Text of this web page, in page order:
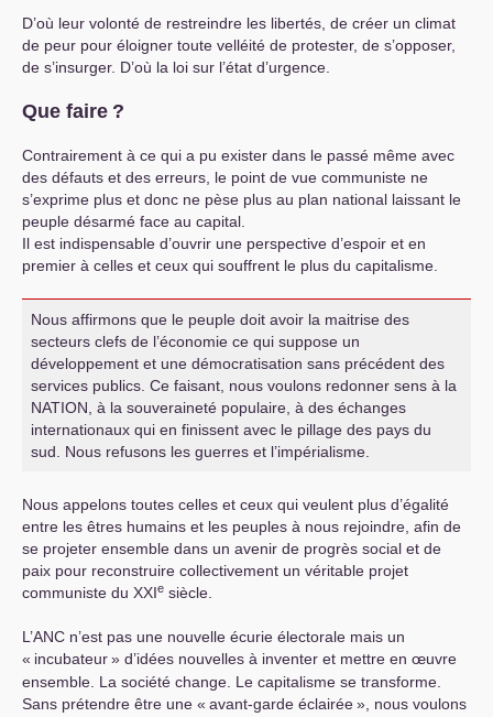
D’où leur volonté de restreindre les libertés, de créer un climat
de peur pour éloigner toute velléité de protester, de s’opposer,
de s’insurger. D’où la loi sur l’état d’urgence.
Que faire ?
Contrairement à ce qui a pu exister dans le passé même avec
des défauts et des erreurs, le point de vue communiste ne
s’exprime plus et donc ne pèse plus au plan national laissant le
peuple désarmé face au capital.
Il est indispensable d’ouvrir une perspective d’espoir et en
premier à celles et ceux qui souffrent le plus du capitalisme.
Nous affirmons que le peuple doit avoir la maitrise des
secteurs clefs de l’économie ce qui suppose un
développement et une démocratisation sans précédent des
services publics. Ce faisant, nous voulons redonner sens à la
NATION , à la souveraineté populaire, à des échanges
internationaux qui en finissent avec le pillage des pays du
sud. Nous refusons les guerres et l’impérialisme.
Nous appelons toutes celles et ceux qui veulent plus d’égalité
entre les êtres humains et les peuples à nous rejoindre, afin de
se projeter ensemble dans un avenir de progrès social et de
paix pour reconstruire collectivement un véritable projet
communiste du XXIe siècle.
L’ANC n’est pas une nouvelle écurie électorale mais un
« incubateur» d’idées nouvelles à inventer et mettre en œuvre
ensemble. La société change. Le capitalisme se transforme.
Sans prétendre être une « avant-garde éclairée», nous voulons